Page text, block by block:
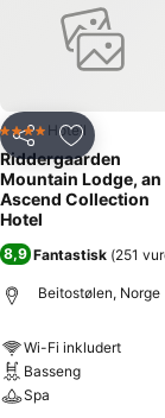
Del Legg til i
4 StjernerHotell
Riddergaarden
Mountain Lodge, an
Ascend Collection
Hotel
8,9 Fantastisk (251
Beitostølen, Norge
Wi-Fi inkludert
Basseng
Spa